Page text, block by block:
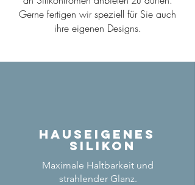
Gerne fertigen wir speziell für Sie auch
ihre eigenen Designs.
Hauseigenes
Silikon
Maximale Haltbarkeit und
strahlender Glanz.